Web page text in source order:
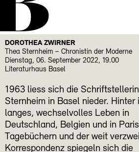
DOROTHEA ZWIRNER
Thea Sternheim – Chronistin der Moderne
Dienstag, 06. September 2022, 19.00
Literaturhaus Basel
1963 liess sich die
Sternheim in Basel nieder. Hinter
langes, wechselvolles Leben in
Deutschland, Belgien und in
Tagebüchern und der weit
Korrespondenz spiegeln sich die